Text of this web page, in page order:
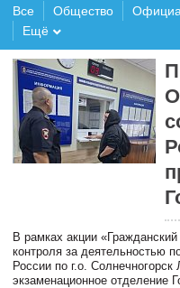
Все Общество
Ещё
В рамках акции
контроля за деятельностью
России по г.о.
экзаменационное отделение